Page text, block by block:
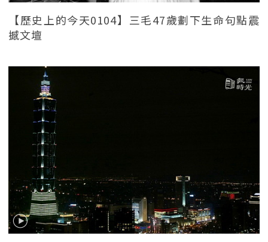
【歷史上的今天0104】三毛47歲劃下生命句點震
撼文壇